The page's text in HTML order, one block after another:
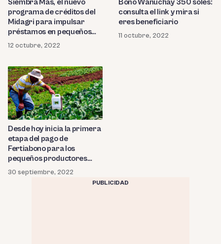
Siembra Más, el nuevo
programa de créditos del
Midagri para impulsar
préstamos en pequeños
agricultores
12 octubre, 2022
Bono Wanuchay 350 soles:
consulta el link y mira si
eres beneficiario
11 octubre, 2022
Desde hoy inicia la primera
etapa del pago de
Fertiabono para los
pequeños productores
agrarios
30 septiembre, 2022
PUBLICIDAD